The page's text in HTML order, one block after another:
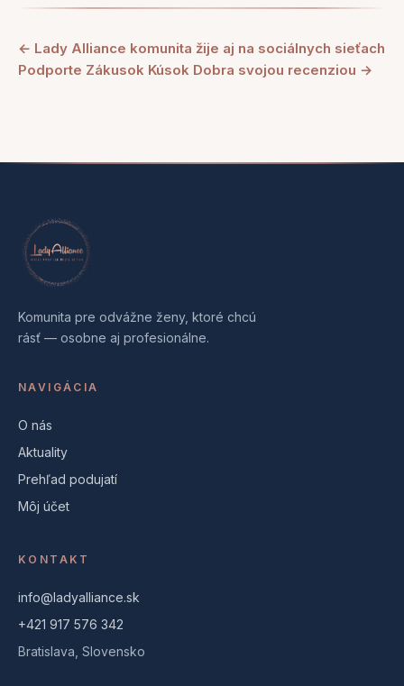
← Lady Alliance komunita žije aj na sociálnych sieťach
Podporte Zákusok Kúsok Dobra svojou recenziou →
Komunita pre odvážne ženy, ktoré chcú
rásť — osobne aj profesionálne.
NAVIGÁCIA
O nás
Aktuality
Prehľad podujatí
Môj účet
KONTAKT
info@ladyalliance.sk
+421 917 576 342
Bratislava, Slovensko